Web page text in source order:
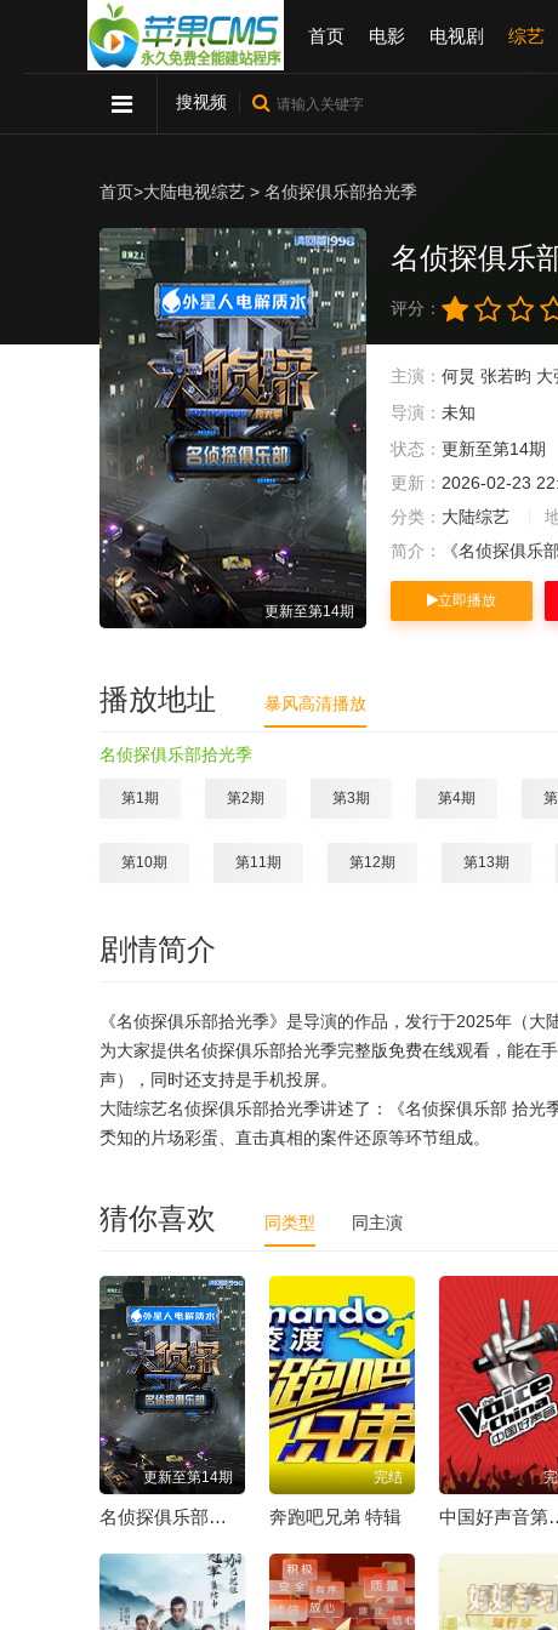
首页 电影 电视剧 综艺
搜视频
首页>大陆电视综艺 > 名侦探俱乐部拾光季
更新至第14期
名侦探俱乐
评分：
主演： 何炅 张若昀 大
导演： 未知
状态： 更新至第14期
更新： 2026-02-23
分类： 大陆综艺
简介：
《名侦探俱乐
立即播放
播放地址 暴风高清播放
名侦探俱乐部拾光季
第1期 第2期 第3期 第4期
第10期 第11期 第12期 第13期
剧情简介
《名侦探俱乐部拾光季》是导演的作品，发行于2025年（
为大家提供名侦探俱乐部拾光季完整版免费在线观看，能在
声），同时还支持是手机投屏。
大陆综艺名侦探俱乐部拾光季讲述了：《名侦探俱乐部 拾
秂知的片场彩蛋、直击真相的案件还原等环节组成。
猜你喜欢 同类型 同主演
更新至第14期
名侦探俱乐部拾光季
完结
奔跑吧兄弟 特辑 中国好